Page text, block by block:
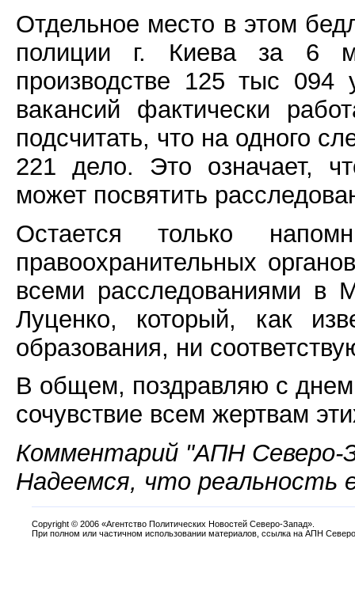
Отдельное место в этом
полиции г. Киева за 6
производстве 125 тыс 094
вакансий фактически
подсчитать, что на одного
221 дело. Это означает,
может посвятить
Остается только
правоохранительных
всеми расследованиями в
Луценко, который, как
образования, ни
В общем, поздравляю с
сочувствие всем жертвам
Комментарий "АПН Северо-
Надеемся, что реальность
Copyright © 2006 «Агентство Политических Новостей Северо-Запад».
При полном или частичном использовании материалов, ссылка на АПН